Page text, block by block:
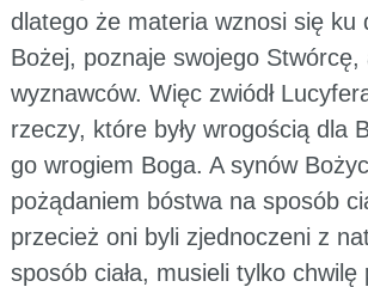
dlatego że materia wznosi się ku
Bożej, poznaje swojego Stwórcę,
wyznawców. Więc zwiódł
rzeczy, które były wrogością dla
go wrogiem Boga. A synów
pożądaniem bóstwa na sposób
przecież oni byli zjednoczeni z
sposób ciała, musieli tylko chwilę